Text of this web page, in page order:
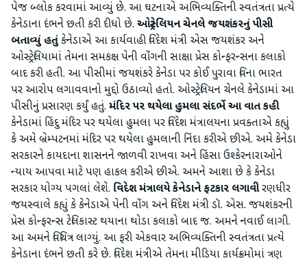
પેજ બ્લોક કરવામાં આવ્યું છે. આ ઘટનાએ અભિવ્યક્તિની સ્વતંત્રતા પ્રત્યે
કેનેડાના દંભને છતી કરી દીધો છે. ઓસ્ટ્રેલિયનચેનલે જયશંકરનુંપીસી
બતાવ્યું હતુંકેનેડાએ આ કાર્યવાહી વિદેશ મંત્રી એસ જયશંકર અને
ઓસ્ટ્રેલિયામાં તેમના સમકક્ષ પેની વોંગની સાક્ષા પ્રેસ કોન્ફરન્સના કલાકો
બાદ કરી હતી. આ પીસીમાં જયશંકરે કેનેડા પર કોઈ પુરાવા વિના ભારત
પર આરોપ લગાવવાનો મુદ્દો ઉઠાવ્યો હતો. ઓસ્ટ્રેલિયન ચેનલે કેનેડામાં આ
પીસીનું પ્રસારણ કર્યું હતું. મંદિરપરથયેલા હુમલા સંદર્ભેઆ વાતકહી
કેનેડામાં હિંદુ મંદિર પર થયેલા હુમલા પર વિદેશ મંત્રાલયના પ્રવક્તાએ કહ્યું
કે અમે બ્રેમ્પટનમાં મંદિર પર થયેલા હુમલાની નિંદા કરીએ છીએ. અમે કેનેડા
સરકારને કાયદાના શાસનને જાળવી રાખવા અને હિંસા ઉશ્કેરનારાઓને
ન્યાય આપવા માટે પણ હાકલ કરીએ છીએ. અમને આશા છે કે કેનેડા
સરકાર યોગ્ય પગલાં લેશે. વિદેશમંત્રાલયેકેનેડાને ફટકાર લગાવીરણધીર
જયસ્વાલે કહ્યું કે કેનેડાએ પેની વોંગ અને વિદેશ મંત્રી ડૉ. એસ. જયશંકરની
પ્રેસ કોન્ફરન્સ ટેલિકાસ્ટ થયાના થોડા કલાકો બાદ જ. અમને નવાઈ લાગી.
આ અમને વિચિત્ર લાગ્યું. આ ફરી એકવાર અભિવ્યક્તિની સ્વતંત્રતા પ્રત્યે
કેનેડાના દંભને છતી કરે છે. વિદેશ મંત્રીએ તેમના મીડિયા કાર્યક્રમોમાં ત્રણ